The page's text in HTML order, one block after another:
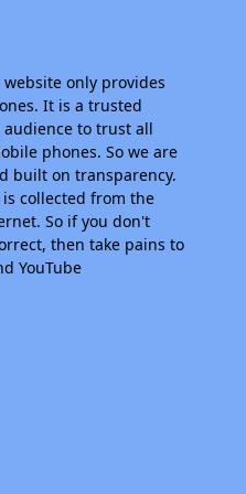
website only provides
It is a trusted
to trust all
phones. So we are
built on transparency.
collected from the
So if you don't
then take pains to
YouTube